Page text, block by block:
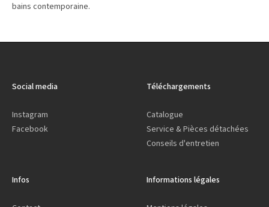
bains contemporaine.
Social media
Instagram
Facebook
Téléchargements
Catalogue
Service & Pièces détachées
Conseils d'entretien
Infos Informations légales